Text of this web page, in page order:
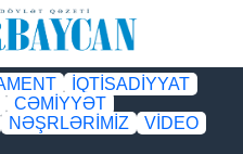
İQTİSADİYYAT
CƏMİYYƏT
NƏŞRLƏRİMİZ
VİDEO